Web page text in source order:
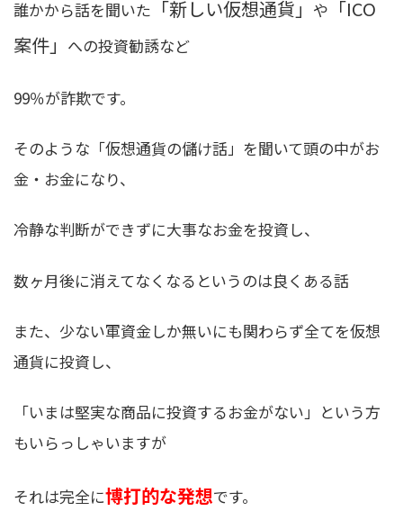
誰かから話を聞いた 「新しい仮想通貨」 や 「ICO
案件」 への投資勧誘など
99％が詐欺です。
そのような「仮想通貨の儲け話」を聞いて頭の中がお
金・お金になり、
冷静な判断ができずに大事なお金を投資し、
数ヶ月後に消えてなくなるというのは良くある話
また、少ない軍資金しか無いにも関わらず全てを仮想
通貨に投資し、
「いまは堅実な商品に投資するお金がない」という方
もいらっしゃいますが
それは完全に博打的な発想です。